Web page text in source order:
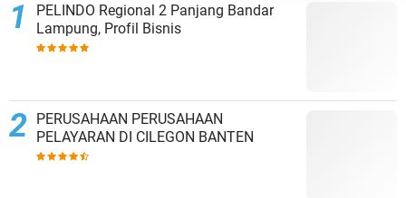
PELINDO Regional 2 Panjang Bandar
Lampung, Profil Bisnis
PERUSAHAAN PERUSAHAAN
PELAYARAN DI CILEGON BANTEN